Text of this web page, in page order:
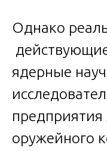
Однако
ядерные
предприятия
оружейного